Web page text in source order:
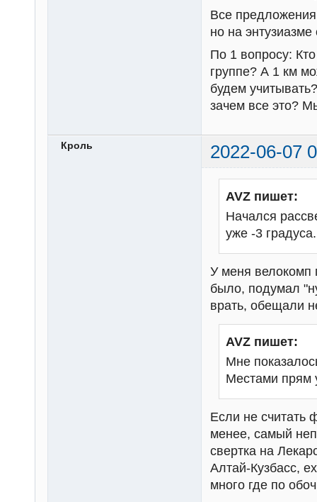
Все
но на
По 1 вопросу:
группе? А 1 км
будем
зачем все это?
Кроль 2022-06-07
AVZ пишет:
Начался
уже -3 градуса.
У меня велокомп
было, подумал
врать, обещали
AVZ пишет:
Мне
Местами прям
Если не считать
менее, самый
свертка на
Алтай-Кузбасс,
много где по